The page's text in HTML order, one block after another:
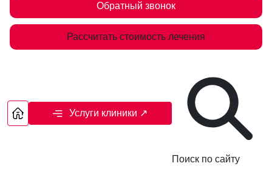
Обратный звонок
Рассчитать стоимость лечения
Услуги клиники ↗
Поиск по сайту